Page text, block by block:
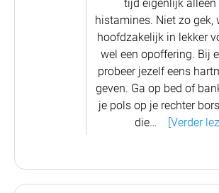
tijd eigenlijk alleen
histamines. Niet zo gek,
hoofdzakelijk in lekker
wel een opoffering. Bij
probeer jezelf eens
geven. Ga op bed of
je pols op je rechter
die…
[Verder